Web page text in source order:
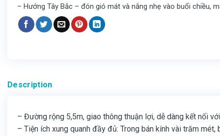
– Hướng Tây Bắc – đón gió mát và nắng nhẹ vào buổi chiều,
Description
– Đường rộng 5,5m, giao thông thuận lợi, dễ dàng kết nối
– Tiện ích xung quanh đầy đủ: Trong bán kính vài trăm